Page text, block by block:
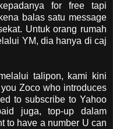
for free tapi
balas satu message
Untuk orang rumah
YM, dia hanya di caj
talipon, kami kini
Zoco who introduces
to subscribe to Yahoo
juga, top-up dalam
to have a number U can